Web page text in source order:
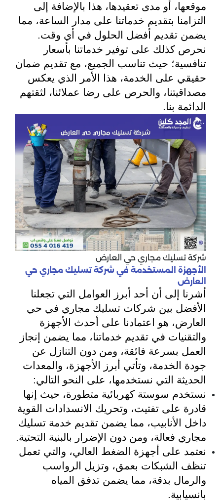
موقعها، أو مدى تعقيدها، هذا بالإضافة إلى
التزامنا بتقديم خدماتنا على مدار الساعة، مما
يضمن تقديم أفضل الحلول في أي وقت.
نحرص كذلك على توفير خدماتنا بأسعار
تنافسية؛ حيث تناسب الجميع، مع تقديم ضمان
حقيقي على الخدمة، هذا الأمر الذي يعكس
مصداقيتنا، والحرص على رضا عملائنا، لثقتهم
الدائمة بنا.
شركة تسليك مجاري حي العارض
الأجهزة المستخدمة في شركة تسليك مجاري حي
العارض
أشرنا إلى أن أحد أبرز العوامل التي تجعلنا
الأفضل بين شركات تسليك مجاري في حي
العارض، هو اعتمادنا على أحدث الأجهزة
والتقنيات في تقديم خدماتنا، مما يضمن إنجاز
العمل بسرعة فائقة، ومن دون التنازل عن
جودة الخدمة، وتأتي أبرز الأجهزة، والمعدات
الحديثة التي نستخدمها، على النحو التالي:
نستخدم سوستة كهربائية متطورة، حيث إنها
قادرة على تفتيت، وتحريك الانسدادات القوية
داخل الأنابيب، مما يضمن تقديم خدمة تسليك
مجاري فعالة، ومن دون الإضرار بالبنية التحتية.
نعتمد على أجهزة الضغط العالي، والتي تعمل
تنظف الشبكات بعمق، وتزيل الرواسب
والرمال بدقة، مما يضمن تدفق المياه
بانسيابية.